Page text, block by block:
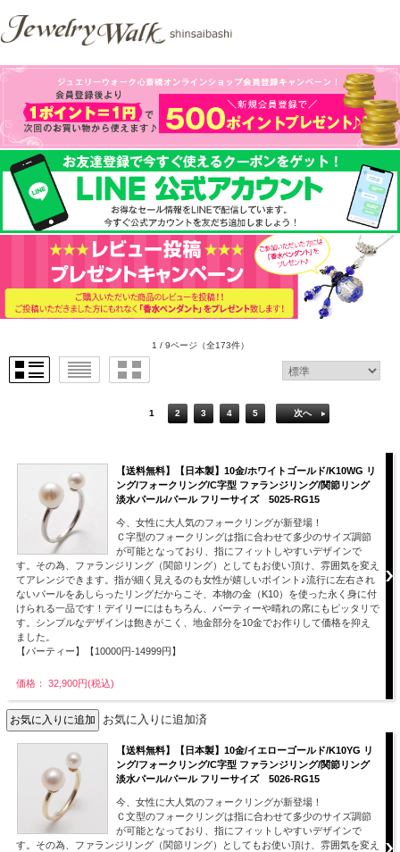
1 / 9ページ （全173件）
1 2 3 4 5 次へ
【送料無料】【日本製】10金/ホワイトゴールド/K10WG リ
ング/フォークリング/C字型 ファランジリング/関節リング
淡水パール/パール フリーサイズ 5025-RG15
今、女性に大人気のフォークリングが新登場！
Ｃ字型のフォークリングは指に合わせて多少のサイズ調節
が可能となっており、指にフィットしやすいデザインで
す。その為、ファランジリング（関節リング）としてもお使い頂け、雰囲気を変え
てアレンジできます。指が細く見えるのも女性が嬉しいポイント♪流行に左右され
ないパールをあしらったリングだからこそ、本物の金（K10）を使った永く身に付
けられる一品です！デイリーにはもちろん、パーティーや晴れの席にもピッタリで
す。シンプルなデザインは飽きがこく、地金部分を10金でお作りして価格を抑え
ました。
【パーティー】【10000円-14999円】
価格： 32,900円(税込)
お気に入りに追加済
【送料無料】【日本製】10金/イエローゴールド/K10YG リ
ング/フォークリング/C字型 ファランジリング/関節リング
淡水パール/パール フリーサイズ 5026-RG15
今、女性に大人気のフォークリングが新登場！
Ｃ文型のフォークリングは指に合わせて多少のサイズ調節
が可能となっており、指にフィットしやすいデザインで
す。その為、ファランジリング（関節リング）としてもお使い頂け、雰囲気を変え